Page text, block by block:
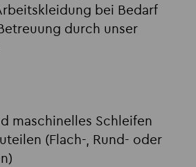
bei Bedarf
durch unser
maschinelles Schleifen
(Flach-, Rund- oder